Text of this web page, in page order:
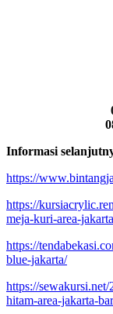
Informasi
https://
https://
meja-kuri-area-
https://
blue-jakarta/
https://
hitam-area-jakarta-